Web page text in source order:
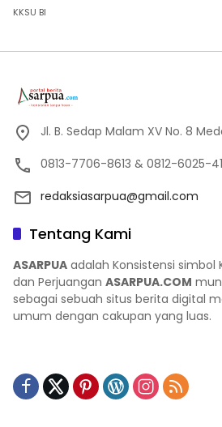
KKSU BI
Jl. B. Sedap Malam XV No. 8
0813-7706-8613 & 0812-6025-
redaksiasarpua@gmail.com
Tentang Kami
ASARPUA adalah Konsistensi simbol
dan Perjuangan ASARPUA.COM
sebagai sebuah situs berita digital
umum dengan cakupan yang luas.